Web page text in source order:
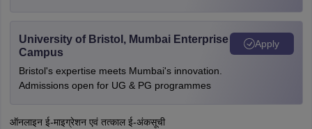
University of Bristol, Mumbai Enterprise
Campus
Bristol's expertise meets Mumbai's innovation.
Admissions open for UG & PG programmes
Apply
ऑनलाइन ई-माइग्रेशन एवं तत्काल ई-अंकसूची